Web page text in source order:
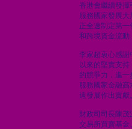
香港會繼續發揮
服務國家發展
正全速制定第
和跨境資金流動
李家超衷心感謝
以來的堅實支
的競爭力，進
服務國家金融
遠發展作出貢獻
財政司司長陳
交易所買賣基金